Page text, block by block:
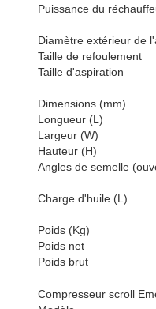
Puissance du
Diamètre extérieur de
Taille de refoulement
Taille d'aspiration
Dimensions (mm)
Longueur (L)
Largeur (W)
Hauteur (H)
Angles de semelle
Charge d'huile (L)
Poids (Kg)
Poids net
Poids brut
Compresseur scroll